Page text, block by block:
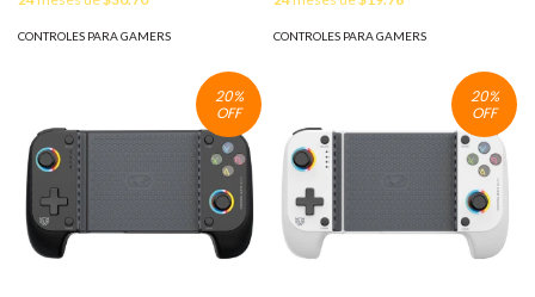
CONTROLES PARA GAMERS CONTROLES PARA GAMERS
20%
OFF
20%
OFF